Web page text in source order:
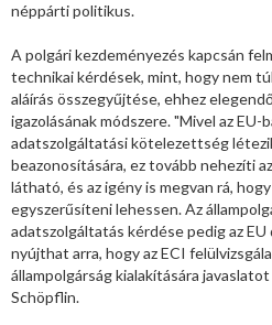
néppárti politikus.
A polgári kezdeményezés kapcsán
technikai kérdések, mint, hogy nem
aláírás összegyűjtése, ehhez
igazolásának módszere. "Mivel az
adatszolgáltatási kötelezettség
beazonosítására, ez tovább nehezíti
látható, és az igény is megvan rá,
egyszerűsíteni lehessen. Az
adatszolgáltatás kérdése pedig az
nyújthat arra, hogy az ECI
állampolgárság kialakítására
Schöpflin.